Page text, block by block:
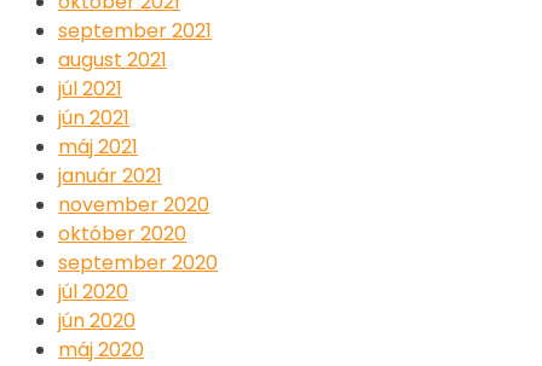
september 2021
august 2021
júl 2021
jún 2021
máj 2021
január 2021
november 2020
október 2020
september 2020
júl 2020
jún 2020
máj 2020